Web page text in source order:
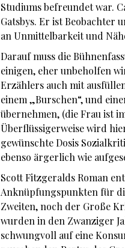
Studiums befreundet war.
Gatsbys. Er ist Beobachter
an Unmittelbarkeit und
Darauf muss die
einigen, eher unbeholfen
Erzählers auch mit
einem „Burschen“, und
übernehmen, (die Frau ist
Überflüssigerweise wird
gewünschte Dosis
ebenso ärgerlich wie
Scott Fitzgeralds Roman
Anknüpfungspunkten für
Zweiten, noch der Große
wurden in den Zwanziger
schwungvoll auf eine